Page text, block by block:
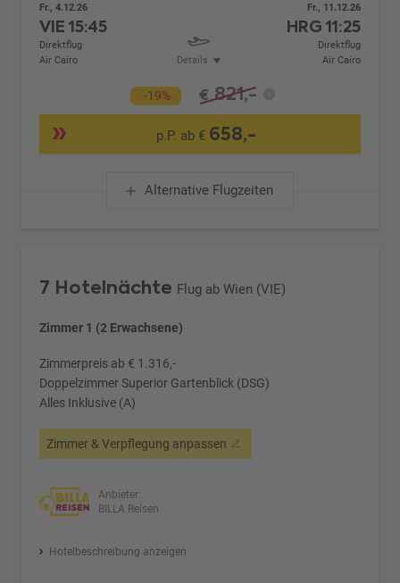
Fr., 4.12.26
VIE15:45
Direktflug
Air Cairo
Details
Fr., 11.12.26
HRG 11:25
Direktflug
Air Cairo
-19% € 821,-
p.P. ab € 658,-
Alternative Flugzeiten
7 Hotelnächte Flug ab Wien (VIE)
Zimmer 1 (2 Erwachsene)
Zimmerpreis ab € 1.316,-
Doppelzimmer Superior Gartenblick (DSG)
Alles Inklusive (A)
Zimmer & Verpflegung anpassen
Anbieter:
BILLA Reisen
Hotelbeschreibung anzeigen